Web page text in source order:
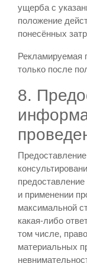
ущерба с
положение
понесённых
Рекламируемая
только после
8.
и применении
максимальной
какая-либо
том числе,
материальных